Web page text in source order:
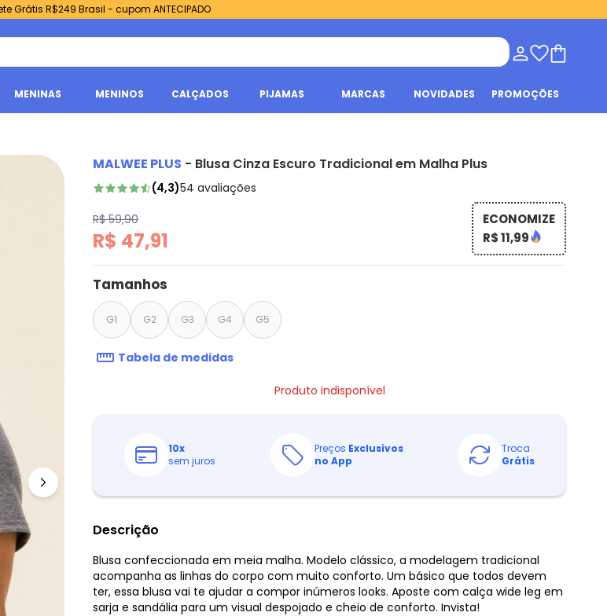
Grátis R$249 Brasil - cupom ANTECIPADO
MENINAS MENINOS CALÇADOS PIJAMAS MARCAS NOVIDADES PROMOÇÕES
MALWEE PLUS - Blusa Cinza Escuro Tradicional em Malha Plus
(4,3)54 avaliações
R$ 59,90
R$ 47,91
ECONOMIZE
R$ 11,99
Tamanhos
G1 G2 G3 G4 G5
Tabela de medidas
Produto indisponível
10x
sem juros
Preços Exclusivos
no App
Troca
Grátis
Descrição
Blusa confeccionada em meia malha. Modelo clássico, a modelagem tradicional
acompanha as linhas do corpo com muito conforto. Um básico que todos devem
ter, essa blusa vai te ajudar a compor inúmeros looks. Aposte com calça wide leg em
sarja e sandália para um visual despojado e cheio de conforto. Invista!